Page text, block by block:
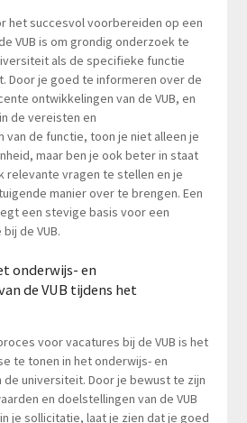
het succesvol voorbereiden op een
VUB is om grondig onderzoek te
als de specifieke functie
Door je goed te informeren over de
ontwikkelingen van de VUB, en
de vereisten en
de functie, toon je niet alleen je
maar ben je ook beter in staat
relevante vragen te stellen en je
manier over te brengen. Een
een stevige basis voor een
de VUB.
onderwijs- en
de VUB tijdens het
voor vacatures bij de VUB is het
te tonen in het onderwijs- en
universiteit. Door je bewust te zijn
en doelstellingen van de VUB
je sollicitatie, laat je zien dat je goed